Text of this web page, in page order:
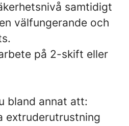
samtidigt
välfungerande och
på 2-skift eller
bland annat att:
extruderutrustning